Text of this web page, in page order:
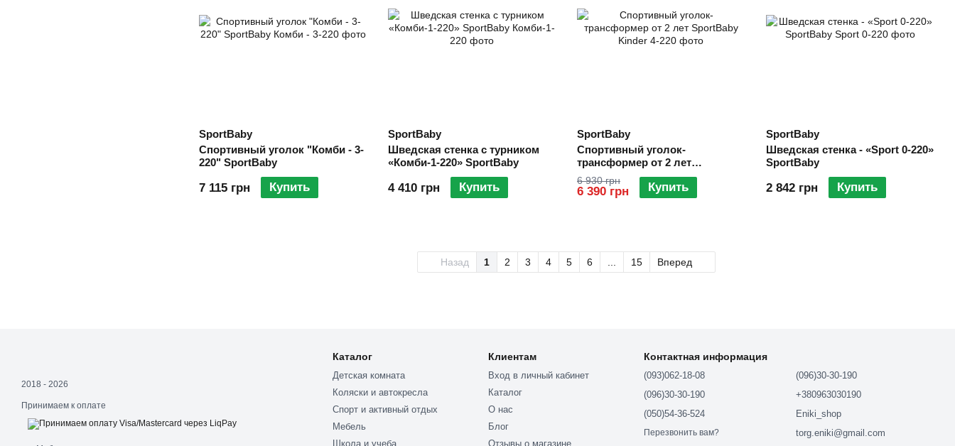
SportBaby
Спортивный уголок "Комби - 3-
220" SportBaby
7 115 грн Купить
SportBaby
Шведская стенка с турником
«Комби-1-220» SportBaby
4 410 грн Купить
SportBaby
Спортивный уголок-
трансформер от 2 лет
SportBaby
6 930 грн
6 390 грн Купить
SportBaby
Шведская стенка - «Sport 0-220»
SportBaby
2 842 грн Купить
Назад 1 2 3 4 5 6 15 Вперед
2018 - 2026
Принимаем к оплате
Каталог
Детская комната
Коляски и автокресла
Спорт и активный отдых
Мебель
Школа и учеба
Клиентам
Вход в личный кабинет
Каталог
О нас
Блог
Отзывы о магазине
Контактная информация
(093)062-18-08
(096)30-30-190
(050)54-36-524
Перезвонить вам?
(096)30-30-190
+380963030190
Eniki_shop
torg.eniki@gmail.com